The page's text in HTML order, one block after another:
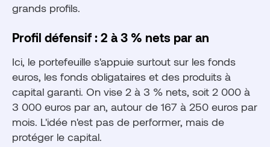
grands profils.
Profil défensif : 2 à 3 % nets par an
Ici, le portefeuille s'appuie surtout sur les fonds
euros, les fonds obligataires et des produits à
capital garanti. On vise 2 à 3 % nets, soit 2 000 à
3 000 euros par an, autour de 167 à 250 euros par
mois. L'idée n'est pas de performer, mais de
protéger le capital.